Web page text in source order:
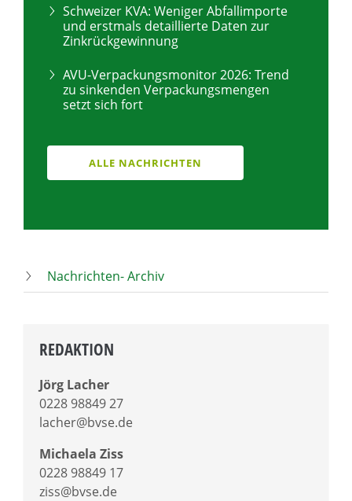
Schweizer KVA: Weniger Abfallimporte
und erstmals detaillierte Daten zur
Zinkrückgewinnung
AVU-Verpackungsmonitor 2026: Trend
zu sinkenden Verpackungsmengen
setzt sich fort
ALLE NACHRICHTEN
Nachrichten- Archiv
REDAKTION
Jörg Lacher
0228 98849 27
lacher@bvse.de
Michaela Ziss
0228 98849 17
ziss@bvse.de